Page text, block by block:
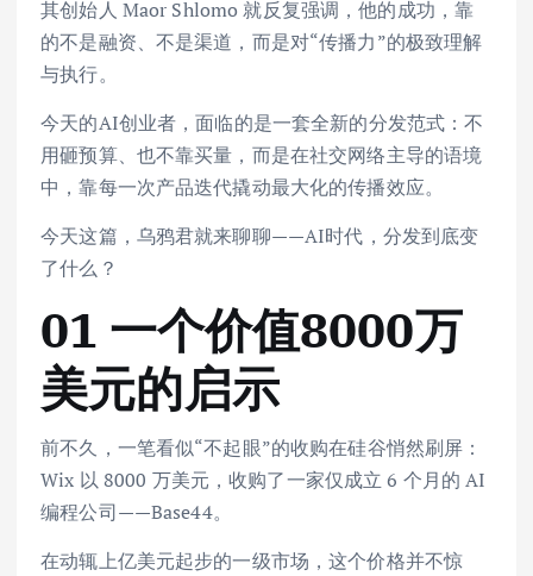
其创始人 Maor Shlomo 就反复强调，他的成功，靠
的不是融资、不是渠道，而是对“传播力”的极致理解
与执行。
今天的AI创业者，面临的是一套全新的分发范式：不
用砸预算、也不靠买量，而是在社交网络主导的语境
中，靠每一次产品迭代撬动最大化的传播效应。
今天这篇，乌鸦君就来聊聊——AI时代，分发到底变
了什么？
01 一个价值8000万
美元的启示
前不久，一笔看似“不起眼”的收购在硅谷悄然刷屏：
Wix 以 8000 万美元，收购了一家仅成立 6 个月的 AI
编程公司——Base44。
在动辄上亿美元起步的一级市场，这个价格并不惊